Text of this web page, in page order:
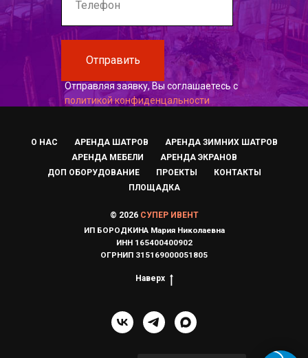
Отправить
Отправляя заявку, Вы соглашаетесь с
политикой конфиденцальности
О НАС АРЕНДА ШАТРОВ
АРЕНДА ЗИМНИХ ШАТРОВ
АРЕНДА МЕБЕЛИ
АРЕНДА ЭКРАНОВ
ДОП ОБОРУДОВАНИЕ
ПРОЕКТЫ
КОНТАКТЫ
ПЛОЩАДКА
© 2026 СУПЕР ИВЕНТ
ИП БОРОДКИНА Мария Николаевна
ИНН 165400400902
ОГРНИП 315169000051805
Наверх